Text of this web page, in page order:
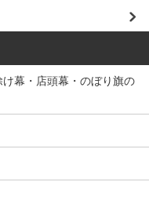
幕・店頭幕・のぼり旗の